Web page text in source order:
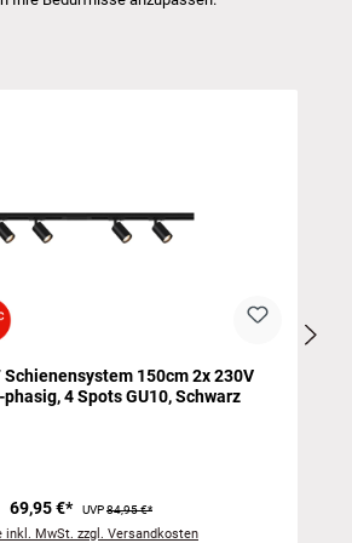
150cm 2x 230V
4 Spots GU10, Schwarz
69,95 €* UVP84,95 €*
inkl. MwSt. zzgl. Versandkosten